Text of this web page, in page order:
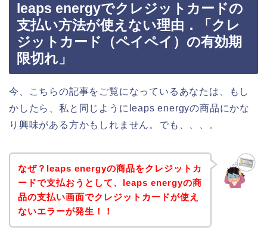
leaps energyでクレジットカードの
支払い方法が使えない理由．「クレ
ジットカード（ペイペイ）の有効期
限切れ」
今、こちらの記事をご覧になっているあなたは、もし
かしたら、私と同じようにleaps energyの商品にかな
り興味がある方かもしれません。でも、、、。
なぜ？leaps energyの商品をクレジットカ
ードで支払おうとして、leaps energyの商
品の支払い画面でクレジットカードが使え
ないエラーが発生！！